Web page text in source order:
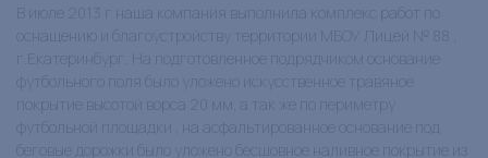
В июле 2013 г наша компания выполнила комплекс работ по
оснащению и благоустройству территории МБОУ Лицей № 88 ,
г.Екатеринбург. На подготовленное подрядчиком основание
футбольного поля было уложено искусственное травяное
покрытие высотой ворса 20 мм, а так же по периметру
футбольной площадки , на асфальтированное основание под
беговые дорожки было уложено бесшовное наливное покрытие из